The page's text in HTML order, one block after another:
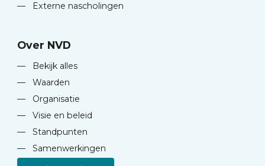
—
Externe nascholingen
Over NVD
—
Bekijk alles
—
Waarden
—
Organisatie
—
Visie en beleid
—
Standpunten
—
Samenwerkingen